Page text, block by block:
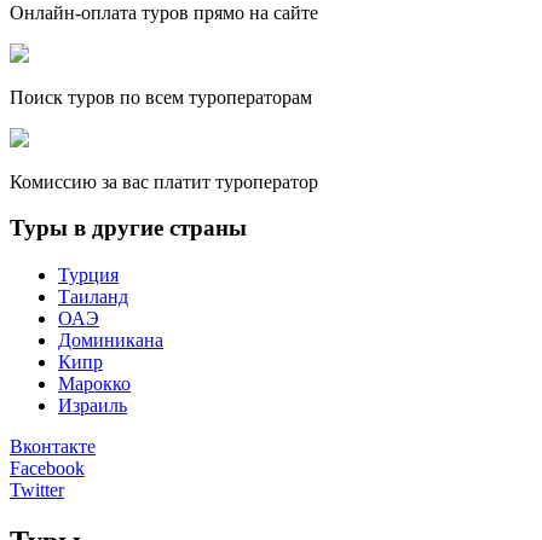
Онлайн-оплата туров прямо на сайте
Поиск туров по всем туроператорам
Комиссию за вас платит туроператор
Туры в другие страны
Турция
Таиланд
ОАЭ
Доминикана
Кипр
Марокко
Израиль
Вконтакте
Facebook
Twitter